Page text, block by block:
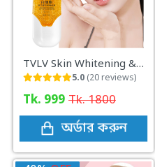
TVLV Skin Whitening & Anti-Wrinkle Moisturizing Gold Serum
5.0 (20 reviews)
Tk. 999 Tk. 1800
অর্ডার করুন